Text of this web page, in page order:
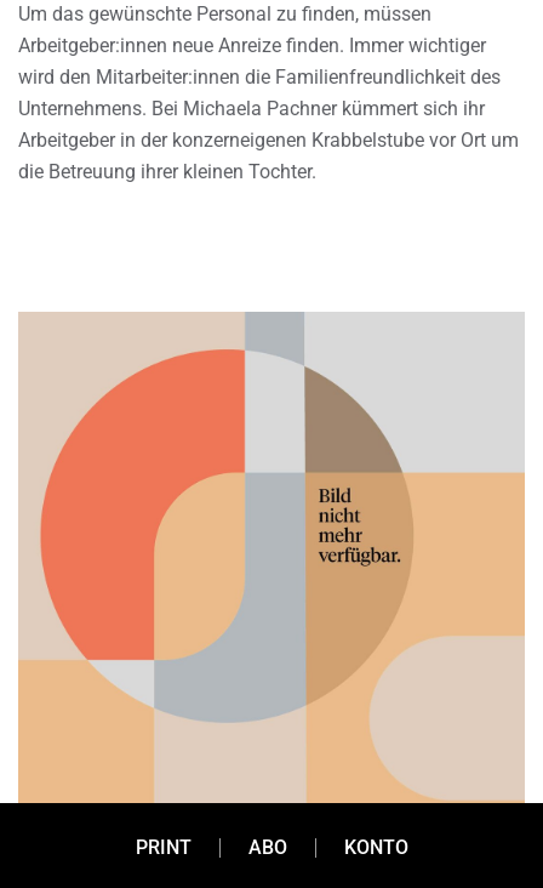
Um das gewünschte Personal zu finden, müssen
Arbeitgeber:innen neue Anreize finden. Immer wichtiger
wird den Mitarbeiter:innen die Familienfreundlichkeit des
Unternehmens. Bei Michaela Pachner kümmert sich ihr
Arbeitgeber in der konzerneigenen Krabbelstube vor Ort um
die Betreuung ihrer kleinen Tochter.
PRINT ABO KONTO